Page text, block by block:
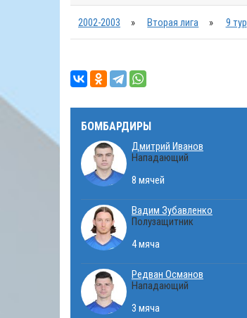
2002-2003 » Вторая лига » 9 тур
БОМБАРДИРЫ
Дмитрий Иванов
Нападающий
8 мячей
Вадим Зубавленко
Полузащитник
4 мяча
Редван Османов
Нападающий
3 мяча